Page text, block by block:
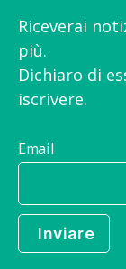
Riceverai
più.
Dichiaro di
iscrivere.
Email